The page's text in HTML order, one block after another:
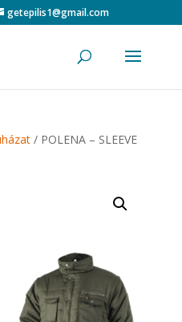
getepilis1@gmail.com
/ POLENA – SLEEVE